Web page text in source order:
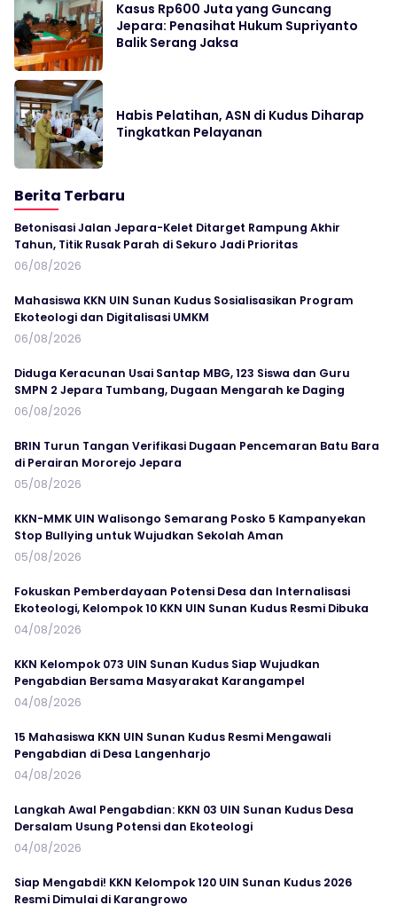
Kasus Rp600 Juta yang Guncang
Jepara: Penasihat Hukum Supriyanto
Balik Serang Jaksa
Habis Pelatihan, ASN di Kudus Diharap
Tingkatkan Pelayanan
Berita Terbaru
Betonisasi Jalan Jepara-Kelet Ditarget Rampung Akhir
Tahun, Titik Rusak Parah di Sekuro Jadi Prioritas
06/08/2026
Mahasiswa KKN UIN Sunan Kudus Sosialisasikan Program
Ekoteologi dan Digitalisasi UMKM
06/08/2026
Diduga Keracunan Usai Santap MBG, 123 Siswa dan Guru
SMPN 2 Jepara Tumbang, Dugaan Mengarah ke Daging
06/08/2026
BRIN Turun Tangan Verifikasi Dugaan Pencemaran Batu Bara
di Perairan Mororejo Jepara
05/08/2026
KKN-MMK UIN Walisongo Semarang Posko 5 Kampanyekan
Stop Bullying untuk Wujudkan Sekolah Aman
05/08/2026
Fokuskan Pemberdayaan Potensi Desa dan Internalisasi
Ekoteologi, Kelompok 10 KKN UIN Sunan Kudus Resmi Dibuka
04/08/2026
KKN Kelompok 073 UIN Sunan Kudus Siap Wujudkan
Pengabdian Bersama Masyarakat Karangampel
04/08/2026
15 Mahasiswa KKN UIN Sunan Kudus Resmi Mengawali
Pengabdian di Desa Langenharjo
04/08/2026
Langkah Awal Pengabdian: KKN 03 UIN Sunan Kudus Desa
Dersalam Usung Potensi dan Ekoteologi
04/08/2026
Siap Mengabdi! KKN Kelompok 120 UIN Sunan Kudus 2026
Resmi Dimulai di Karangrowo